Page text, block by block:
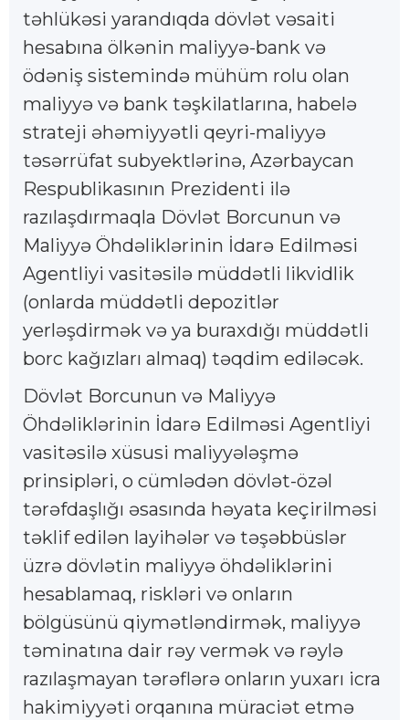
təhlükəsi yarandıqda dövlət vəsaiti
hesabına ölkənin maliyyə-bank və
ödəniş sistemində mühüm rolu olan
maliyyə və bank təşkilatlarına, habelə
strateji əhəmiyyətli qeyri-maliyyə
təsərrüfat subyektlərinə, Azərbaycan
Respublikasının Prezidenti ilə
razılaşdırmaqla Dövlət Borcunun və
Maliyyə Öhdəliklərinin İdarə Edilməsi
Agentliyi vasitəsilə müddətli likvidlik
(onlarda müddətli depozitlər
yerləşdirmək və ya buraxdığı müddətli
borc kağızları almaq) təqdim ediləcək.
Dövlət Borcunun və Maliyyə
Öhdəliklərinin İdarə Edilməsi Agentliyi
vasitəsilə xüsusi maliyyələşmə
prinsipləri, o cümlədən dövlət-özəl
tərəfdaşlığı əsasında həyata keçirilməsi
təklif edilən layihələr və təşəbbüslər
üzrə dövlətin maliyyə öhdəliklərini
hesablamaq, riskləri və onların
bölgüsünü qiymətləndirmək, maliyyə
təminatına dair rəy vermək və rəylə
razılaşmayan tərəflərə onların yuxarı icra
hakimiyyəti orqanına müraciət etmə